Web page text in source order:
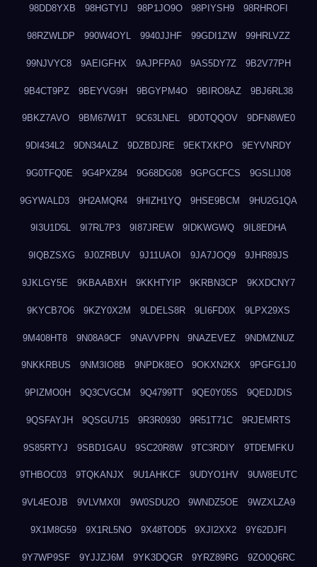
98DD8YXB 98HGTYIJ 98P1JO9O 98PIYSH9 98RHROFI
98RZWLDP 990W4OYL 9940JJHF 99GDI1ZW 99HRLVZZ
99NJVYC8 9AEIGFHX 9AJPFPA0 9AS5DY7Z 9B2V77PH
9B4CT9PZ 9BEYVG9H 9BGYPM4O 9BIRO8AZ 9BJ6RL38
9BKZ7AVO 9BM67W1T 9C63LNEL 9D0TQQOV 9DFN8WE0
9DI434L2 9DN34ALZ 9DZBDJRE 9EKTXKPO 9EYVNRDY
9G0TFQ0E 9G4PXZ84 9G68DG08 9GPGCFCS 9GSLIJ08
9GYWALD3 9H2AMQR4 9HIZH1YQ 9HSE9BCM 9HU2G1QA
9I3U1D5L 9I7RL7P3 9I87JREW 9IDKWGWQ 9IL8EDHA
9IQBZSXG 9J0ZRBUV 9J11UAOI 9JA7JOQ9 9JHR89JS
9JKLGY5E 9KBAABXH 9KKHTYIP 9KRBN3CP 9KXDCNY7
9KYCB7O6 9KZY0X2M 9LDELS8R 9LI6FD0X 9LPX29XS
9M408HT8 9N08A9CF 9NAVVPPN 9NAZEVEZ 9NDMZNUZ
9NKKRBUS 9NM3IO8B 9NPDK8EO 9OKXN2KX 9PGFG1J0
9PIZMO0H 9Q3CVGCM 9Q4799TT 9QE0Y05S 9QEDJDIS
9QSFAYJH 9QSGU715 9R3R0930 9R51T71C 9RJEMRTS
9S85RTYJ 9SBD1GAU 9SC20R8W 9TC3RDIY 9TDEMFKU
9THBOC03 9TQKANJX 9U1AHKCF 9UDYO1HV 9UW8EUTC
9VL4EOJB 9VLVMX0I 9W0SDU2O 9WNDZ5OE 9WZXLZA9
9X1M8G59 9X1RL5NO 9X48TOD5 9XJI2XX2 9Y62DJFI
9Y7WP9SF 9YJJZJ6M 9YK3DQGR 9YRZ89RG 9ZO0Q6RC